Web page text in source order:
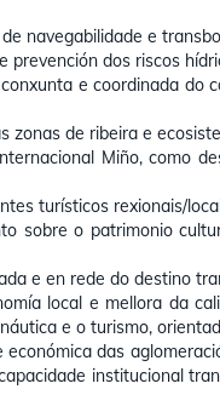
navegabilidade e
prevención dos riscos
e coordinada do
zonas de ribeira e
Miño, como
turísticos rexionais/
sobre o patrimonio
e en rede do destino
local e mellora da
e o turismo,
económica das
institucional